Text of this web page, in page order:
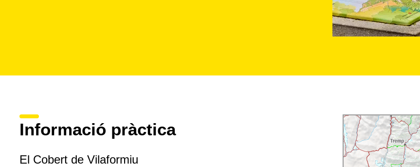
Informació pràctica
El Cobert de Vilaformiu